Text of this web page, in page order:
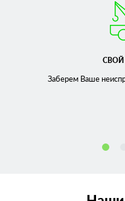
СВОЙ
Заберем Ваше